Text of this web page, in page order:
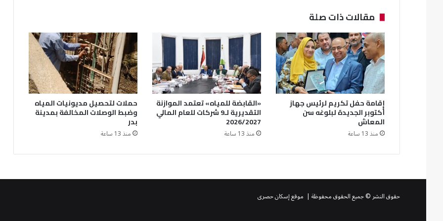
مقالات ذات صلة
إقامة حفل تكريم لرئيس جهاز
أكتوبر الجديدة لبلوغه سن
المعاش
منذ 13 ساعة
«القابضة للمياه» تعتمد الموازنة
التقديرية لـ9 شركات للعام المالي
2026/2027
منذ 13 ساعة
حملات لتحصيل مديونيات المياه
وضبط الوصلات المخالفة بمدينة
بدر
منذ 13 ساعة
حقوق النشر © جميع الحقوق محفوظة | موقع إسكان حصرى